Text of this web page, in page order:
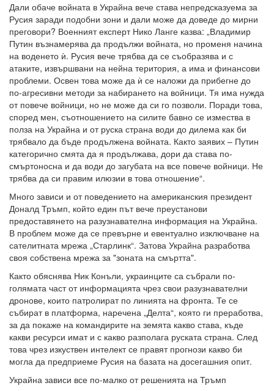
Дали обаче войната в Украйна вече става непредсказуема за
Русия заради подобни зони и дали може да доведе до мирни
преговори? Военният експерт Нико Ланге казва: „Владимир
Путин възнамерява да продължи войната, но променя начина
на воденето ѝ. Русия вече трябва да се съобразява и с
атаките, извършвани на нейна територия, а има и финансови
проблеми. Освен това може да ѝ се наложи да прибегне до
по-агресивни методи за набирането на войници. Тя има нужда
от повече войници, но не може да си го позволи. Поради това,
според мен, съотношението на силите бавно се измества в
полза на Украйна и от руска страна води до дилема как би
трябвало да бъде продължена войната. Както заявих – Путин
категорично смята да я продължава, дори да става по-
смъртоносна и да води до загубата на все повече войници. Не
трябва да си правим илюзии в това отношение“.
Много зависи и от поведението на американския президент
Доналд Тръмп, който един път вече преустанови
предоставянето на разузнавателна информация на Украйна.
В проблем може да се превърне и евентуално изключване на
сателитната мрежа „Старлинк“. Затова Украйна разработва
своя собствена мрежа за "зоната на смъртта".
Както обяснява Ник Конъли, украинците са събрали по-
голямата част от информацията чрез свои разузнавателни
дронове, които патролират по линията на фронта. Те се
събират в платформа, наречена „Делта“, която ги преработва,
за да покаже на командирите на земята какво става, къде
какви ресурси имат и с какво разполага руската страна. След
това чрез изкуствен интелект се правят прогнози какво би
могла да предприеме Русия на базата на досегашния опит.
Украйна зависи все по-малко от решенията на Тръмп